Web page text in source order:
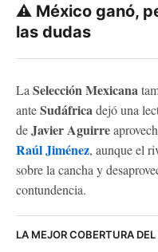
⚠️ México ganó,
las dudas
La Selección Mexicana
anteSudáfricadejó una
deJavier Aguirre
Raúl Jiménez, aunque el
sobre la cancha y
contundencia.
LA MEJOR COBERTURA